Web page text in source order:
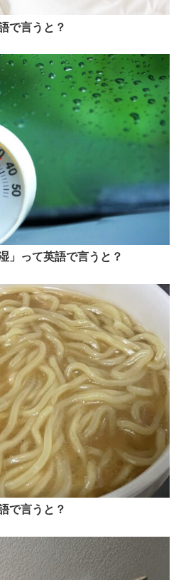
で言うと？
」って英語で言うと？
で言うと？